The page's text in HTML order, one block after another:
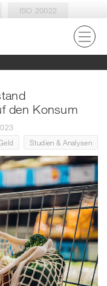
ISO 20022
den Konsum
Studien & Analysen